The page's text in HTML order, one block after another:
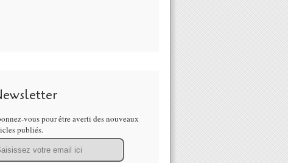
vous pour être averti des nouveaux
publiés.